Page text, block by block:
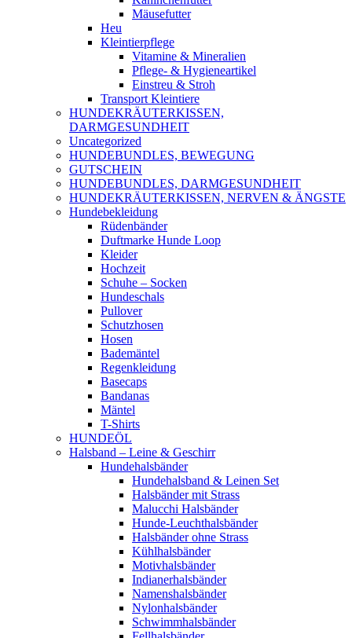
Mäusefutter
Heu
Kleintierpflege
Vitamine & Mineralien
Pflege- & Hygieneartikel
Einstreu & Stroh
Transport Kleintiere
HUNDEKRÄUTERKISSEN,
DARMGESUNDHEIT
Uncategorized
HUNDEBUNDLES, BEWEGUNG
GUTSCHEIN
HUNDEBUNDLES, DARMGESUNDHEIT
HUNDEKRÄUTERKISSEN, NERVEN & ÄNGSTE
Hundebekleidung
Rüdenbänder
Duftmarke Hunde Loop
Kleider
Hochzeit
Schuhe – Socken
Hundeschals
Pullover
Schutzhosen
Hosen
Bademäntel
Regenkleidung
Basecaps
Bandanas
Mäntel
T-Shirts
HUNDEÖL
Halsband – Leine & Geschirr
Hundehalsbänder
Hundehalsband & Leinen Set
Halsbänder mit Strass
Malucchi Halsbänder
Hunde-Leuchthalsbänder
Halsbänder ohne Strass
Kühlhalsbänder
Motivhalsbänder
Indianerhalsbänder
Namenshalsbänder
Nylonhalsbänder
Schwimmhalsbänder